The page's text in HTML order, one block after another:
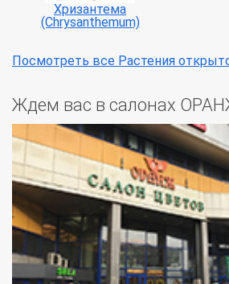
Хризантема
(Chrysanthemum)
Посмотреть все Растения
Ждем вас в салонах